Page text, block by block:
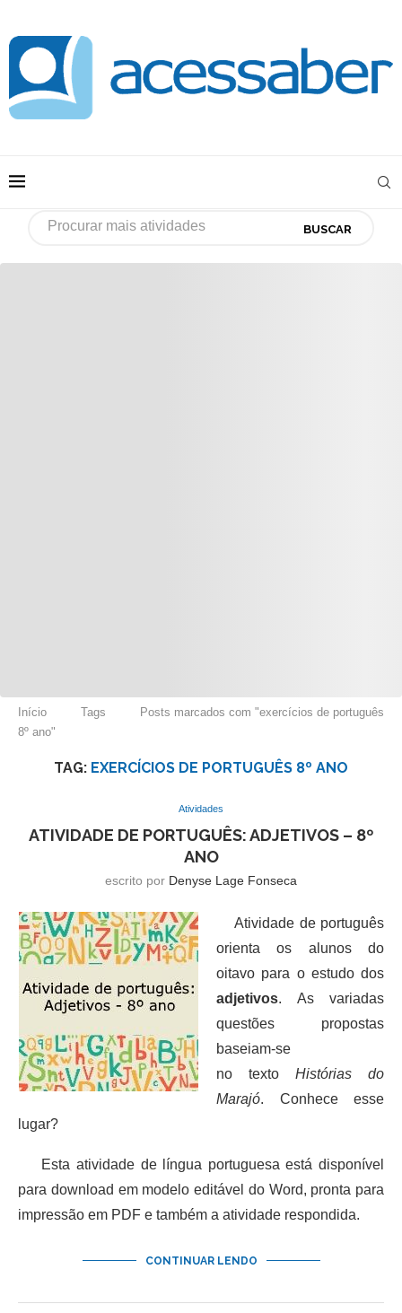
BUSCAR
Início Tags
Posts marcados com "exercícios de português
8º ano"
TAG: EXERCÍCIOS DE PORTUGUÊS 8º ANO
Atividades
ATIVIDADE DE PORTUGUÊS: ADJETIVOS – 8º
ANO
escrito por Denyse Lage Fonseca
Atividade de português
orienta os alunos do
oitavo para o estudo dos
adjetivos. As variadas
questões propostas
baseiam-se
no texto Histórias do
Marajó. Conhece esse
lugar?
Esta atividade de língua portuguesa está disponível
para download em modelo editável do Word, pronta para
impressão em PDF e também a atividade respondida.
CONTINUAR LENDO